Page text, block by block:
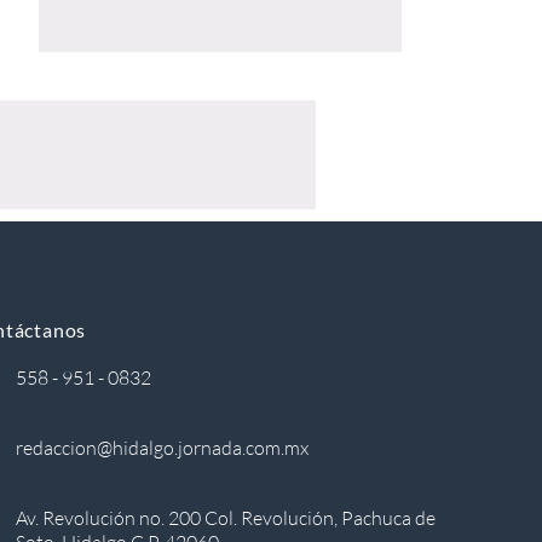
558 - 951 - 0832
redaccion@hidalgo.jornada.com.mx
Av. Revolución no. 200 Col. Revolución, Pachuca de